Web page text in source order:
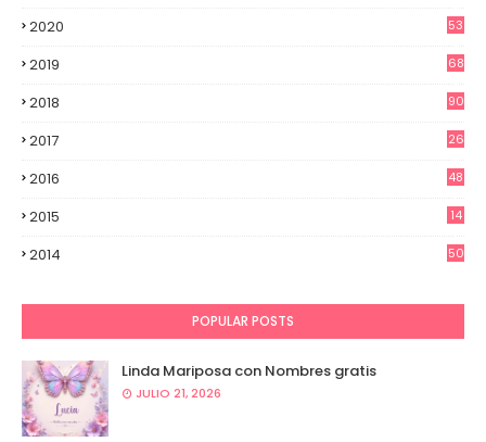
2020
53
2019
68
2018 90
2017
26
2016
48
2015
14
2014
50
POPULAR POSTS
Linda Mariposa con Nombres gratis
JULIO 21, 2026